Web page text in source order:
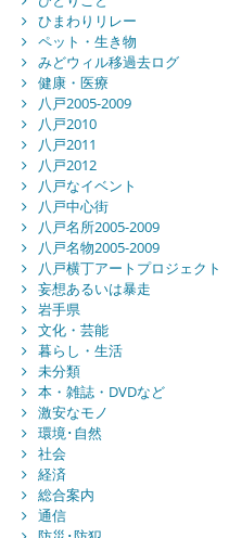
ひまわりリレー
ペット・生き物
みどウィル移過去ログ
健康・医療
八戸2005-2009
八戸2010
八戸2011
八戸2012
八戸なイベント
八戸中心街
八戸名所2005-2009
八戸名物2005-2009
八戸横丁アートプロジェクト
妄想あるいは暴走
岩手県
文化・芸能
暮らし・生活
未分類
本・雑誌・DVDなど
激安なモノ
環境･自然
社会
経済
総合案内
通信